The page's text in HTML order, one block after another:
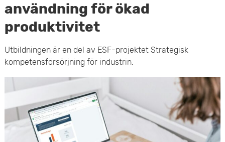
u
v
d
n
y
användning för ökad
produktivitet
Utbildningen är en del av ESF-projektet Strategisk
kompetensförsörjning för industrin.